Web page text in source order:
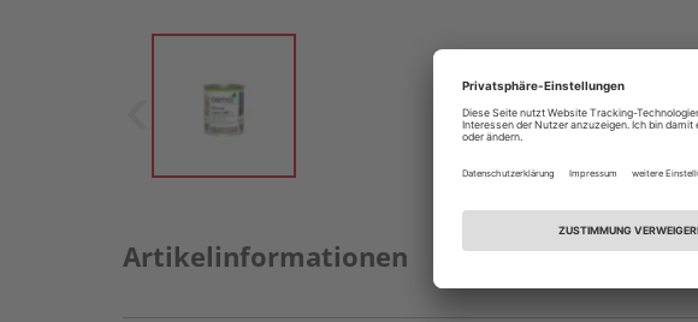
Artikelinformationen